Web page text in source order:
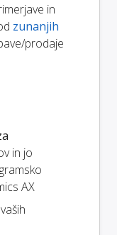
in
zunanjih
prodaje
in jo
AX